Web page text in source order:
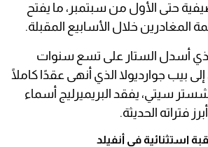
حتى الأول من سبتمبر، ما يفتح
المغادرين خلال الأسابيع المقبلة.
أسدل الستار على تسع سنوات
إلى بيب جوارديولا الذي أنهى عقدًا كاملًا
سيتي، يفقد البريميرليج أسماء
فتراته الحديثة.
استثنائية في أنفيلد